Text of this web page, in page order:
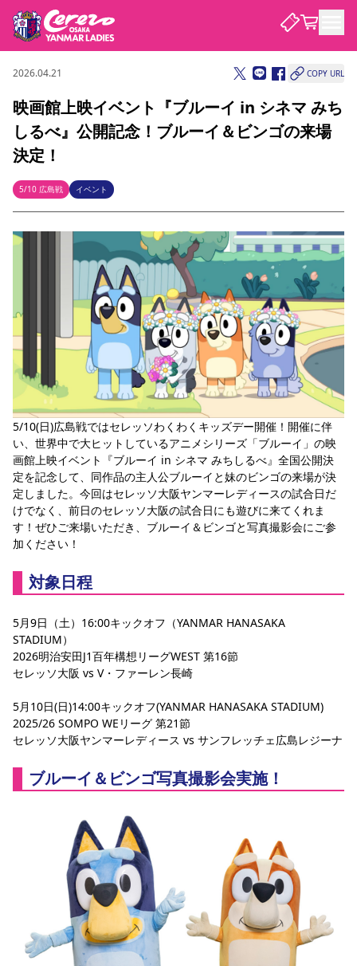
試合・チーム
試合について
試合日程 / 結果
チームについて
観戦する
チケット
チケット情報 価格・席種 シーズンシート
観戦ガイド
キッズ向けサービス 観戦マナー&ルール
スタジアム
YANMAR HANASAKA STADIUM
クラブを知る
セレッソ大阪ヤンマーレデ
沿革 シーズン記録
サポートする
パートナー・スポンサー一覧
スポーツクラブ
スポーツクラブ
グッズ チケット イベント パートナー
セレッソ大阪
アカデミー
2026.04.21 COPY URL
映画館上映イベント『ブルーイ in シネマ みち
しるべ』公開記念！ブルーイ＆ビンゴの来場
決定！
5/10 広島戦 イベント
5/10(日)広島戦ではセレッソわくわくキッズデー開催！開催に伴
い、世界中で大ヒットしているアニメシリーズ「ブルーイ」の映
画館上映イベント『ブルーイ in シネマ みちしるべ』全国公開決
定を記念して、同作品の主人公ブルーイと妹のビンゴの来場が決
定しました。今回はセレッソ大阪ヤンマーレディースの試合日だ
けでなく、前日のセレッソ大阪の試合日にも遊びに来てくれま
す！ぜひご来場いただき、ブルーイ＆ビンゴと写真撮影会にご参
加ください！
対象日程
5月9日（土）16:00キックオフ（YANMAR HANASAKA
STADIUM）
2026明治安田J1百年構想リーグWEST 第16節
セレッソ大阪 vs V・ファーレン長崎
5月10日(日)14:00キックオフ(YANMAR HANASAKA STADIUM)
2025/26 SOMPO WEリーグ 第21節
セレッソ大阪ヤンマーレディース vs サンフレッチェ広島レジーナ
ブルーイ＆ビンゴ写真撮影会実施！